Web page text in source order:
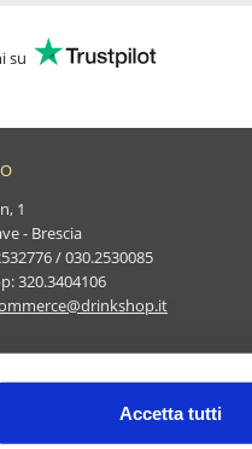
Accetta tutti
su
1
- Brescia
/030.2530085
320.3404106